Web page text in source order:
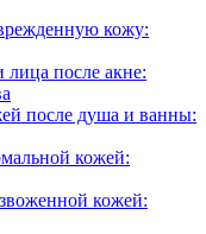
кожу:
лица после акне:
после душа и ванны:
кожей:
кожей: